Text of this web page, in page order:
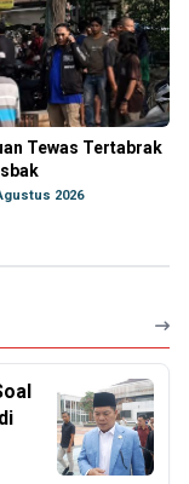
Tewas Tertabrak
2026